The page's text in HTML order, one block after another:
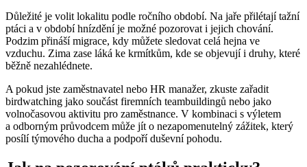
Důležité je volit lokalitu podle ročního období. Na jaře přilétají tažní
ptáci a v období hnízdění je možné pozorovat i jejich chování.
Podzim přináší migrace, kdy můžete sledovat celá hejna ve
vzduchu. Zima zase láká ke krmítkům, kde se objevují i druhy, které
běžně nezahlédnete.
A pokud jste zaměstnavatel nebo HR manažer, zkuste zařadit
birdwatching jako součást firemních teambuildingů nebo jako
volnočasovou aktivitu pro zaměstnance. V kombinaci s výletem
a odborným průvodcem může jít o nezapomenutelný zážitek, který
posílí týmového ducha a podpoří duševní pohodu.